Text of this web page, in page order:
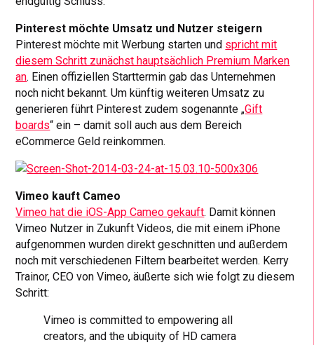
Pinterest möchte Umsatz und Nutzer steigern
Pinterest möchte mit Werbung starten und spricht mit
diesem Schritt zunächst hauptsächlich Premium Marken
an. Einen offiziellen Starttermin gab das Unternehmen
noch nicht bekannt. Um künftig weiteren Umsatz zu
generieren führt Pinterest zudem sogenannte „Gift
boards“ ein – damit soll auch aus dem Bereich
eCommerce Geld reinkommen.
Vimeo kauft Cameo
Vimeo hat die iOS-App Cameo gekauft. Damit können
Vimeo Nutzer in Zukunft Videos, die mit einem iPhone
aufgenommen wurden direkt geschnitten und außerdem
noch mit verschiedenen Filtern bearbeitet werden. Kerry
Trainor, CEO von Vimeo, äußerte sich wie folgt zu diesem
Schritt:
Vimeo is committed to empowering all
creators, and the ubiquity of HD camera